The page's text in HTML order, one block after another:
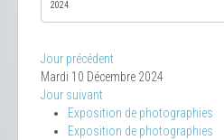
Jour précédent
Mardi 10 Décembre 2024
Jour suivant
Exposition de photographies
Exposition de photographies